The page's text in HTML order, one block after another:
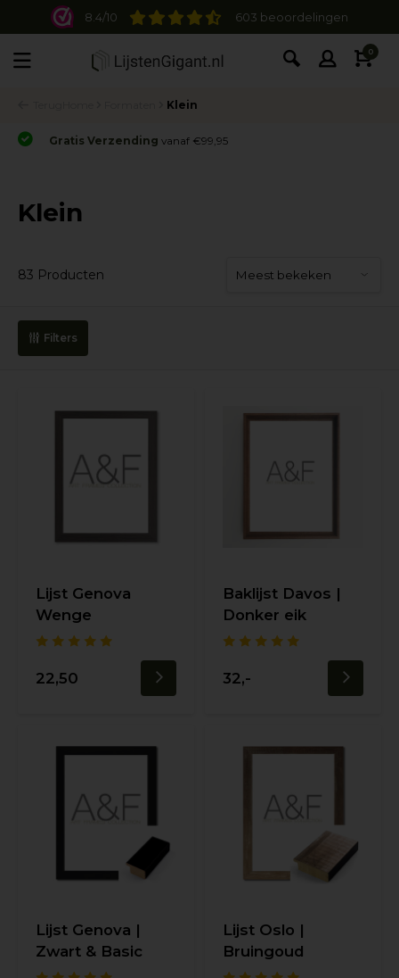
8.4/10 603 beoordelingen
0
Klein
Gratis Verzending vanaf €99,95
Klein
83 Producten
Filters
Lijst Genova
Wenge
22,50
Baklijst Davos |
Donker eik
32,-
Lijst Genova |
Zwart & Basic
Lijst Oslo |
Bruingoud